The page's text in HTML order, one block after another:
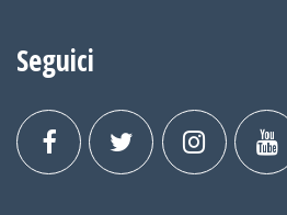
Seguici